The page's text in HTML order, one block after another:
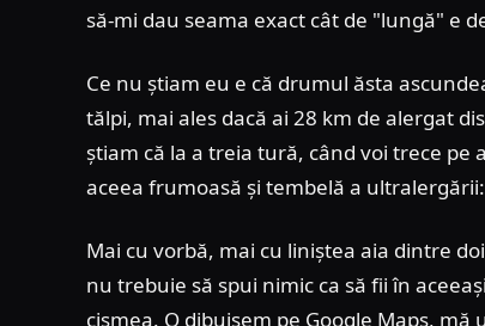
să-mi dau seama exact cât de "lungă" e
Ce nu știam eu e că drumul ăsta
tălpi, mai ales dacă ai 28 km de alergat
știam că la a treia tură, când voi trece pe
aceea frumoasă și tembelă a
Mai cu vorbă, mai cu liniștea aia dintre
nu trebuie să spui nimic ca să fii în
cișmea. O dibuisem pe Google Maps,